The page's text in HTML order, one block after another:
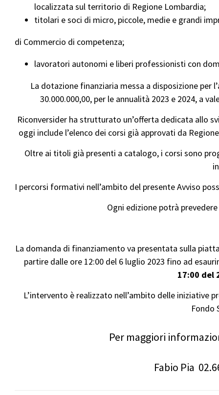
localizzata sul territorio di Regione Lombardia;
titolari e soci di micro, piccole, medie e grandi
di Commercio di competenza;
lavoratori autonomi e liberi professionisti con
La dotazione finanziaria messa a disposizione per
30.000.000,00, per le annualità 2023 e 2024, a
Riconversider ha strutturato un’offerta dedicata allo
oggi include l’elenco dei corsi già approvati da
Oltre ai titoli già presenti a catalogo, i corsi sono
I percorsi formativi nell’ambito del presente Avviso
Ogni edizione potrà
La domanda di finanziamento va presentata sulla
partire dalle ore 12:00 del 6 luglio 2023 fino ad
17:00 del
L’intervento è realizzato nell’ambito delle iniziative
Fondo
Per maggiori
Fabio Pia